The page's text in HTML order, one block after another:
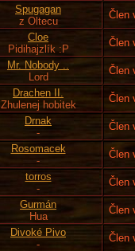
Spugagan
z Oltecu
Člen
Cloe
Pidihajzlík :P
Člen
Mr. Nobody ..
Lord
Člen
Drachen II.
Zhulenej hobitek
Člen
Drnak
-
Člen
Rosomacek
-
Člen
torros
-
Člen
Gurmán
Hua
Člen
Divoké Pivo
-
Člen